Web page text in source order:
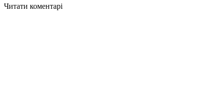
Читати коментарі